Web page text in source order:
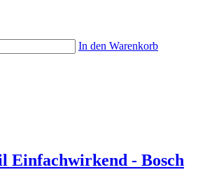
In den Warenkorb
Einfachwirkend - Bosch